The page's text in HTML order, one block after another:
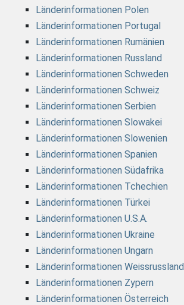
Länderinformationen Polen
Länderinformationen Portugal
Länderinformationen Rumänien
Länderinformationen Russland
Länderinformationen Schweden
Länderinformationen Schweiz
Länderinformationen Serbien
Länderinformationen Slowakei
Länderinformationen Slowenien
Länderinformationen Spanien
Länderinformationen Südafrika
Länderinformationen Tchechien
Länderinformationen Türkei
Länderinformationen U.S.A.
Länderinformationen Ukraine
Länderinformationen Ungarn
Länderinformationen Weissrussland
Länderinformationen Zypern
Länderinformationen Österreich